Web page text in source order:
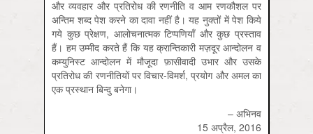
और व्यवहार और प्रतिरोध की रणनीति व आम रणकौशल पर
अन्तिम शब्द पेश करने का दावा नहीं है। यह नुक्तों में पेश किये
गये कुछ प्रेक्षण, आलोचनात्मक टिप्पणियाँ और कुछ प्रस्ताव
हैं। हम उम्मीद करते हैं कि यह क्रान्तिकारी मज़दूर आन्दोलन व
कम्युनिस्ट आन्दोलन में मौजूदा फ़ासीवादी उभार और उसके
प्रतिरोध की रणनीतियों पर विचार-विमर्श, प्रयोग और अमल का
एक प्रस्थान बिन्दु बनेगा।
– अभिनव
15 अप्रैल, 2016